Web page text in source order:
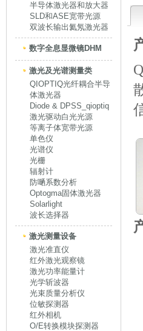
半导体激光器和放大器
SLD和ASE宽带光源
双波长输出氦氖激光器
数字全息显微镜DHM
激光及光谱测量类
QIOPTIQ光纤耦合半导
体激光器
Diode & DPSS_qioptiq
激光驱动白光光源
等离子体宽带光源
单色仪
光谱仪
光栅
辐射计
防嗮系数分析
Optogma固体激光器
Solarlight
波长选择器
激光测量设备
激光准直仪
红外激光观察镜
激光功率能量计
光学斩波器
光束质量分析仪
位敏探测器
红外相机
O/E转换模块探测器